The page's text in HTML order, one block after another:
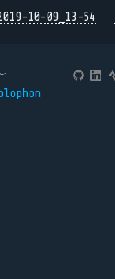
10-09_13-54